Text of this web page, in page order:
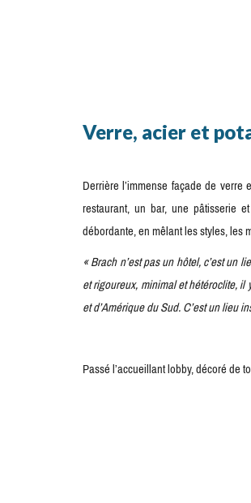
Verre, acier et
Derrière l’immense façade de
restaurant, un bar, une pâtisserie
débordante, en mêlant les styles, les
« Brach n’est pas un hôtel, c’est
et rigoureux, minimal et hétéroclite,
et d’Amérique du Sud. C’est un lieu
Passé l’accueillant lobby, décoré de